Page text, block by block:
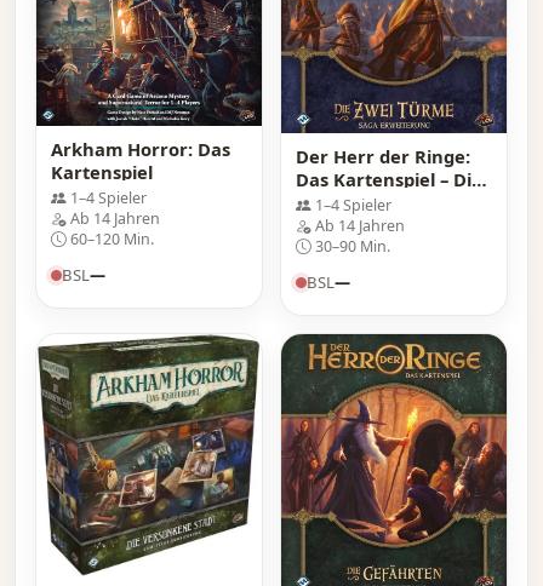
Arkham Horror: Das
Kartenspiel
1–4 Spieler
Ab 14 Jahren
60–120 Min.
BSL—
Der Herr der Ringe:
Das Kartenspiel – Die
zwei Türme
1–4 Spieler
Ab 14 Jahren
30–90 Min.
BSL—